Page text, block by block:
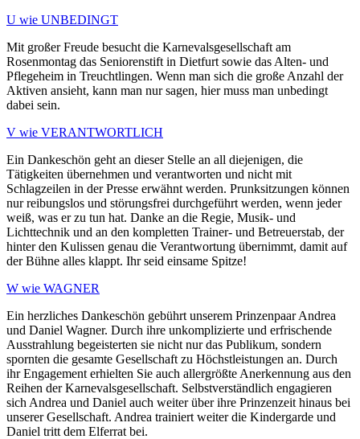
U wie UNBEDINGT
Mit großer Freude besucht die Karnevalsgesellschaft am
Rosenmontag das Seniorenstift in Dietfurt sowie das Alten- und
Pflegeheim in Treuchtlingen. Wenn man sich die große Anzahl der
Aktiven ansieht, kann man nur sagen, hier muss man unbedingt
dabei sein.
V wie VERANTWORTLICH
Ein Dankeschön geht an dieser Stelle an all diejenigen, die
Tätigkeiten übernehmen und verantworten und nicht mit
Schlagzeilen in der Presse erwähnt werden. Prunksitzungen können
nur reibungslos und störungsfrei durchgeführt werden, wenn jeder
weiß, was er zu tun hat. Danke an die Regie, Musik- und
Lichttechnik und an den kompletten Trainer- und Betreuerstab, der
hinter den Kulissen genau die Verantwortung übernimmt, damit auf
der Bühne alles klappt. Ihr seid einsame Spitze!
W wie WAGNER
Ein herzliches Dankeschön gebührt unserem Prinzenpaar Andrea
und Daniel Wagner. Durch ihre unkomplizierte und erfrischende
Ausstrahlung begeisterten sie nicht nur das Publikum, sondern
spornten die gesamte Gesellschaft zu Höchstleistungen an. Durch
ihr Engagement erhielten Sie auch allergrößte Anerkennung aus den
Reihen der Karnevalsgesellschaft. Selbstverständlich engagieren
sich Andrea und Daniel auch weiter über ihre Prinzenzeit hinaus bei
unserer Gesellschaft. Andrea trainiert weiter die Kindergarde und
Daniel tritt dem Elferrat bei.